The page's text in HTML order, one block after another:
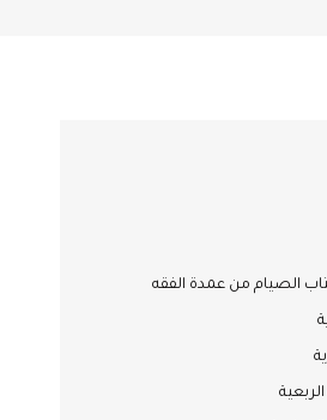
الصيام من عمدة الفقه
الربعية